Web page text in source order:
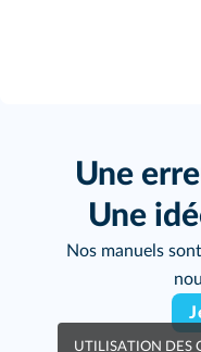
Une
Une
Nos manuels
UTILISATION DES